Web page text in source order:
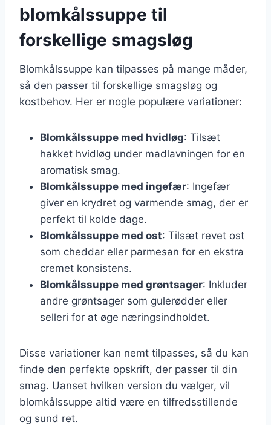
blomkålssuppe til
forskellige smagsløg
Blomkålssuppe kan tilpasses på mange måder,
så den passer til forskellige smagsløg og
kostbehov. Her er nogle populære variationer:
Blomkålssuppe med hvidløg: Tilsæt
hakket hvidløg under madlavningen for en
aromatisk smag.
Blomkålssuppe med ingefær: Ingefær
giver en krydret og varmende smag, der er
perfekt til kolde dage.
Blomkålssuppe med ost: Tilsæt revet ost
som cheddar eller parmesan for en ekstra
cremet konsistens.
Blomkålssuppe med grøntsager: Inkluder
andre grøntsager som gulerødder eller
selleri for at øge næringsindholdet.
Disse variationer kan nemt tilpasses, så du kan
finde den perfekte opskrift, der passer til din
smag. Uanset hvilken version du vælger, vil
blomkålssuppe altid være en tilfredsstillende
og sund ret.